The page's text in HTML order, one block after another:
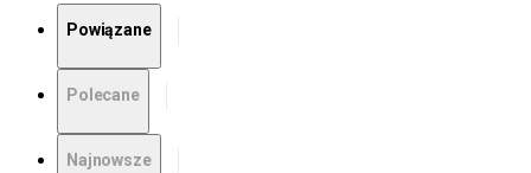
Powiązane
Polecane
Najnowsze